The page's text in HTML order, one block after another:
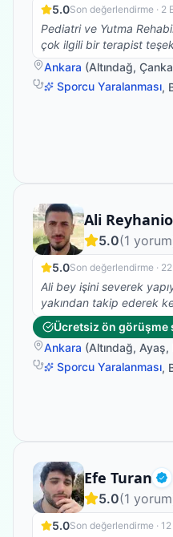
5.0Son değerlendirme · 2
Pediatri ve Yutma
çok ilgili bir terapist
Ankara (Altındağ,
Sporcu Yaralanması,
Ali
Uzman
5.0(1
5.0Son değerlendirme ·
Ali bey işini severek
yakından takip ederek
tedavi olabilirsiniz. Ben
Ücretsiz ön görüşme
Ankara (Altındağ, Ayaş,
Sporcu Yaralanması,
Efe Turan
Fizyoterapist
5.0(1
5.0Son değerlendirme ·